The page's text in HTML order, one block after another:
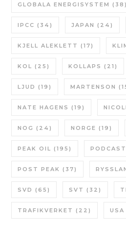
GLOBALA ENERGISYSTEM (38)
IPCC (34) JAPAN (24)
KJELL ALEKLETT (17)
KOL (25) KOLLAPS (21)
LJUD (19) MARTENSON
NATE HAGENS (19)
NOG (24) NORGE (19)
PEAK OIL (195) PODCAST
POST PEAK (37)
SVD (65) SVT (32)
TRAFIKVERKET (22) USA